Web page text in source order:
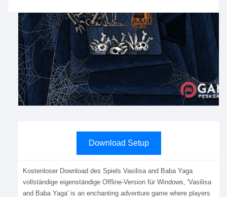
Download Setup
Kostenloser Download des Spiels Vasilisa and Baba Yaga
vollständige eigenständige Offline-Version für Windows, 'Vasilisa
and Baba Yaga' is an enchanting adventure game where players